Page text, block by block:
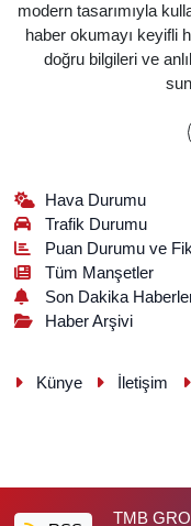
modern tasarımıyla
haber okumayı keyifli
doğru bilgileri ve
Hava Durumu
Trafik Durumu
Puan Durumu ve
Tüm Manşetler
Son Dakika
Haber Arşivi
Künye İletişim
TMB